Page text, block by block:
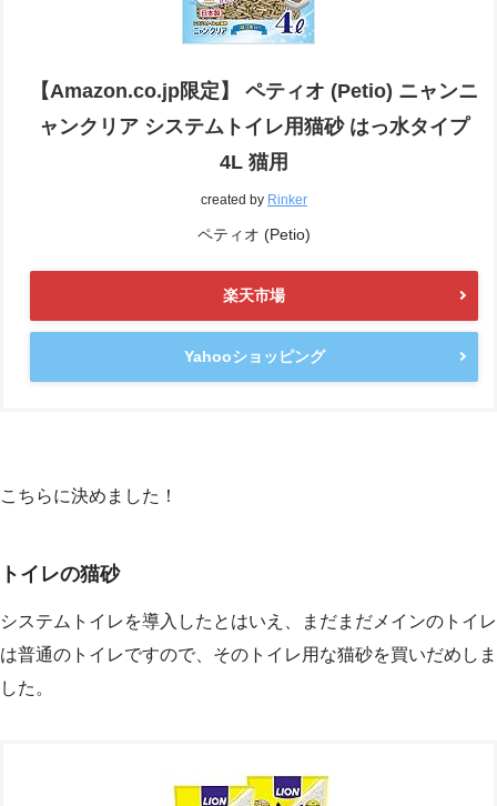
【Amazon.co.jp限定】 ペティオ (Petio) ニャンニ
ャンクリア システムトイレ用猫砂 はっ水タイプ
4L 猫用
created by Rinker
ペティオ (Petio)
楽天市場
Yahooショッピング
こちらに決めました！
トイレの猫砂
システムトイレを導入したとはいえ、まだまだメインのトイレ
は普通のトイレですので、そのトイレ用な猫砂を買いだめしま
した。